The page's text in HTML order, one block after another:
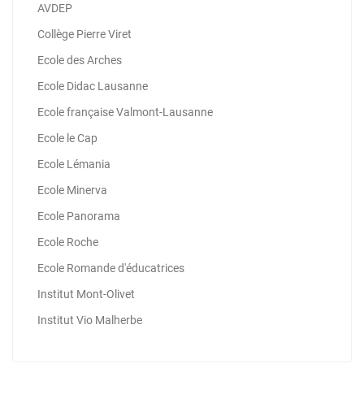
AVDEP
Collège Pierre Viret
Ecole des Arches
Ecole Didac Lausanne
Ecole française Valmont-Lausanne
Ecole le Cap
Ecole Lémania
Ecole Minerva
Ecole Panorama
Ecole Roche
Ecole Romande d'éducatrices
Institut Mont-Olivet
Institut Vio Malherbe